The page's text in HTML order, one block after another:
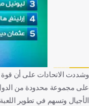
وشددت الاتحادات على أن قوة
على مجموعة محدودة من
الأجيال وتسهم في تطوير